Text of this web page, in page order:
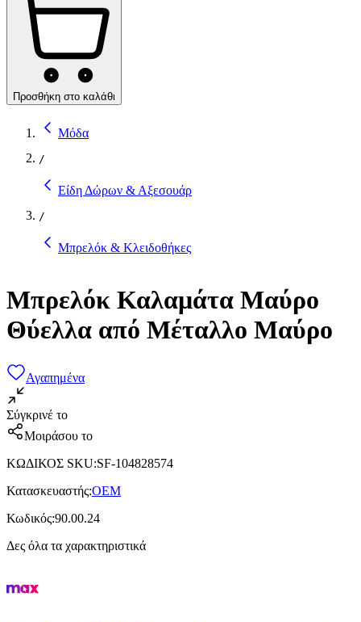
Προσθήκη στο καλάθι
Μόδα
/
Είδη Δώρων & Αξεσουάρ
/
Μπρελόκ & Κλειδοθήκες
Μπρελόκ Καλαμάτα Μαύρο
Θύελλα από Μέταλλο Μαύρο
Αγαπημένα
Σύγκρινέ το
Μοιράσου το
ΚΩΔΙΚΟΣ SKU:SF-104828574
Κατασκευαστής:OEM
Κωδικός:90.00.24
Δες όλα τα χαρακτηριστικά